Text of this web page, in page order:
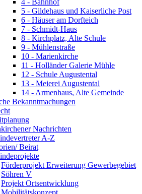
5 - Gildehaus und Kaiserliche Post
6 - Häuser am Dorfteich
7 - Schmidt-Haus
8 - Kirchplatz, Alte Schule
9 - Mühlenstraße
10 - Marienkirche
11 - Holländer Galerie Mühle
12 - Schule Augustental
13 - Meierei Augustental
14 - Armenhaus, Alte Gemeinde
Bekanntmachungen
Nachrichten
A-Z
Beirat
Förderprojekt Erweiterung Gewerbegebiet
Söhren V
Projekt Ortsentwicklung
Mobilitätskonzept